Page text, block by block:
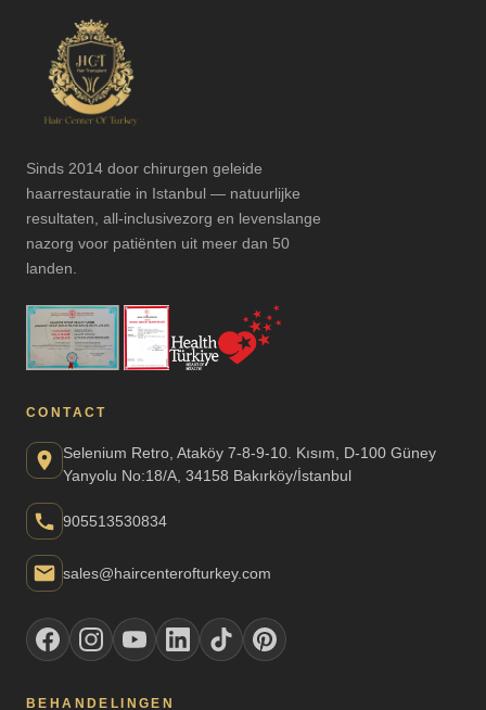
Sinds 2014 door chirurgen geleide
haarrestauratie in Istanbul — natuurlijke
resultaten, all-inclusivezorg en levenslange
nazorg voor patiënten uit meer dan 50
landen.
CONTACT
Selenium Retro, Ataköy 7-8-9-10. Kısım, D-100 Güney
Yanyolu No:18/A, 34158 Bakırköy/İstanbul
905513530834
sales@haircenterofturkey.com
BEHANDELINGEN